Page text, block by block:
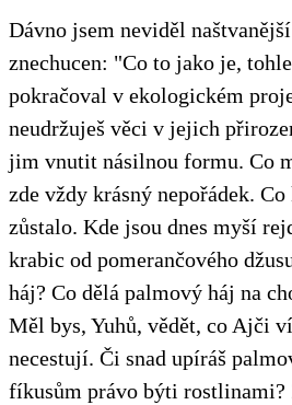
Dávno jsem neviděl
znechucen: "Co to jako je,
pokračoval v ekologickém
neudržuješ věci v jejich
jim vnutit násilnou formu. Co
zde vždy krásný nepořádek.
zůstalo. Kde jsou dnes myší
krabic od pomerančového
háj? Co dělá palmový háj na
Měl bys, Yuhů, vědět, co Ajči
necestují. Či snad upíráš
fíkusům právo býti rostlinami?